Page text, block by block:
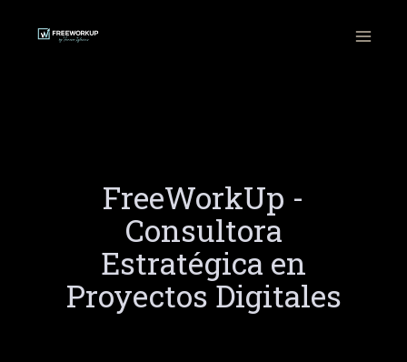
FreeWorkUp -
Consultora
Estratégica en
Proyectos Digitales